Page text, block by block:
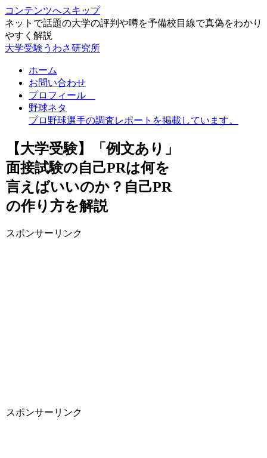
コンテンツへスキップ
ネットで話題の大学の評判や噂を予備校目線で真偽をわかり
やすく解説
大学受験うわさ研究所
ホーム
お問い合わせ
プロフィール
野球ネタ
プロ野球選手の調査レポートを掲載しています。
【大学受験】「例文あり」
面接試験の自己PRは何を
言えばいいのか？自己PR
の作り方を解説
スポンサーリンク
スポンサーリンク